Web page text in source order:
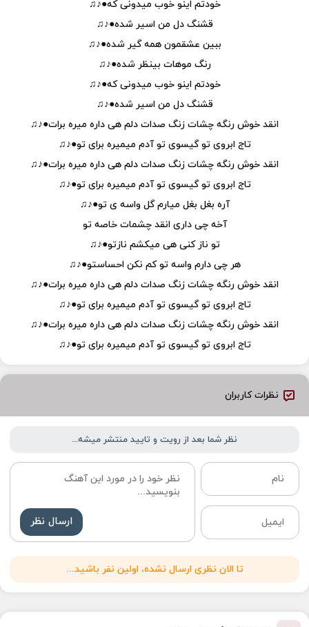
خودتم اینو خوب میدونی که●♪♫
قشنگ دل من اسیر شده●♪♫
ببین عشقمون همه گیر شده●♪♫
رنگ موهات بینظر شده●♪♫
خودتم اینو خوب میدونی که●♪♫
قشنگ دل من اسیر شده●♪♫
انقد خوش رنگه چشات زنگ صدات دلم هی داره میره برات●♪♫
تاج ابروی تو گیسوی تو آدم میمیره برای تو●♪♫
انقد خوش رنگه چشات زنگ صدات دلم هی داره میره برات●♪♫
تاج ابروی تو گیسوی تو آدم میمیره برای تو●♪♫
آره بغل بغل میارم گل واسه ی تو●♪♫
آخه چی داری انقد چشمات خاصه تو
تو ناز کنی هی میکشم نازتو●♪♫
هر چی دارم واسه تو کم نکن احساستو●♪♫
انقد خوش رنگه چشات زنگ صدات دلم هی داره میره برات●♪♫
تاج ابروی تو گیسوی تو آدم میمیره برای تو●♪♫
انقد خوش رنگه چشات زنگ صدات دلم هی داره میره برات●♪♫
تاج ابروی تو گیسوی تو آدم میمیره برای تو●♪♫
نظرات کاربران
نظر شما بعد از رویت و تایید منتشر میشه...
ارسال نظر
تا الان نظری ارسال نشده، اولین نفر باشید...